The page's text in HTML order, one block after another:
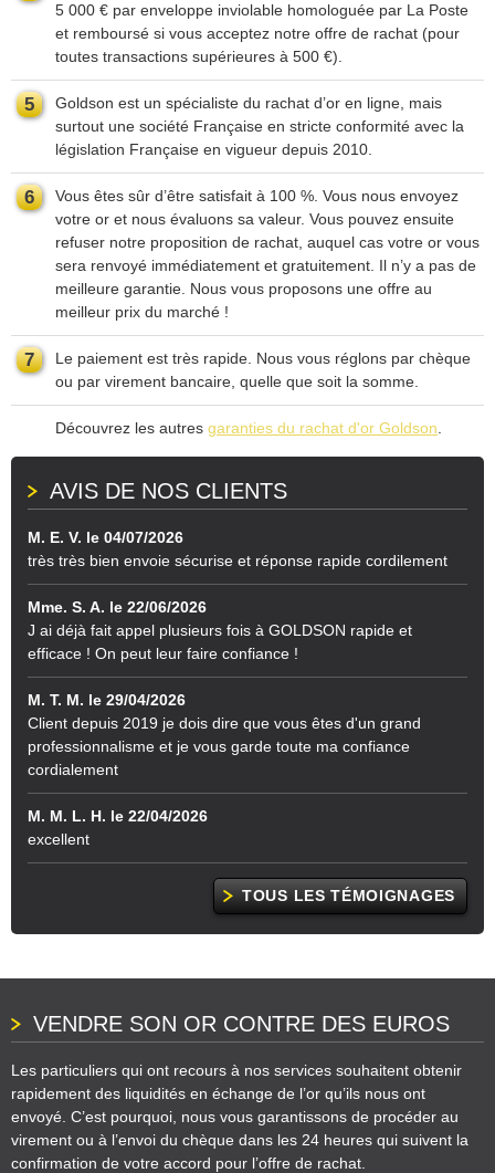
5 000 € par enveloppe inviolable homologuée par La Poste
et remboursé si vous acceptez notre offre de rachat (pour
toutes transactions supérieures à 500 €).
5
Goldson est un spécialiste du rachat d’or en ligne, mais
surtout une société Française en stricte conformité avec la
législation Française en vigueur depuis 2010.
6
Vous êtes sûr d’être satisfait à 100 %. Vous nous envoyez
votre or et nous évaluons sa valeur. Vous pouvez ensuite
refuser notre proposition de rachat, auquel cas votre or vous
sera renvoyé immédiatement et gratuitement. Il n’y a pas de
meilleure garantie. Nous vous proposons une offre au
meilleur prix du marché !
7
Le paiement est très rapide. Nous vous réglons par chèque
ou par virement bancaire, quelle que soit la somme.
Découvrez les autres garanties du rachat d'or Goldson
AVIS DE NOS CLIENTS
M. E. V. le 04/07/2026
très très bien envoie sécurise et réponse rapide cordilement
Mme. S. A. le 22/06/2026
J ai déjà fait appel plusieurs fois à GOLDSON rapide et
efficace ! On peut leur faire confiance !
M. T. M. le 29/04/2026
Client depuis 2019 je dois dire que vous êtes d'un grand
professionnalisme et je vous garde toute ma confiance
cordialement
M. M. L. H. le 22/04/2026
excellent
TOUS LES TÉMOIGNAGES
VENDRE SON OR CONTRE DES EUROS
Les particuliers qui ont recours à nos services souhaitent obtenir
rapidement des liquidités en échange de l’or qu’ils nous ont
envoyé. C’est pourquoi, nous vous garantissons de procéder au
virement ou à l’envoi du chèque dans les 24 heures qui suivent la
confirmation de votre accord pour l’offre de rachat.